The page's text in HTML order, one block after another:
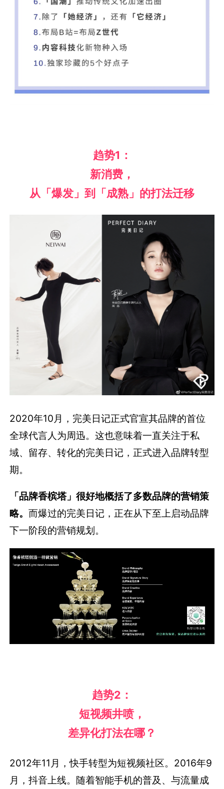
趋势1：
新消费，
从「爆发」到「成熟」的打法迁移
2020年10月，完美日记正式官宣其品牌的首位
全球代言人为周迅。这也意味着一直关注于私
域、留存、转化的完美日记，正式进入品牌转型
期。
「品牌香槟塔」很好地概括了多数品牌的营销策
略。而爆过的完美日记，正在从下至上启动品牌
下一阶段的营销规划。
趋势2：
短视频井喷，
差异化打法在哪？
2012年11月，快手转型为短视频社区。2016年9
月，抖音上线。随着智能手机的普及、与流量成